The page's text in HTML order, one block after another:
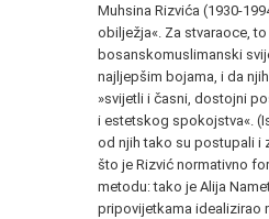
Muhsina Rizvića (1930-
obilježja«. Za stvaraoce,
bosanskomuslimanski
najljepšim bojama, i da
»svijetli i časni, dostojni
i estetskog spokojstva«.
od njih tako su postupali i
što je Rizvić normativno
metodu: tako je Alija
pripovijetkama idealizirao